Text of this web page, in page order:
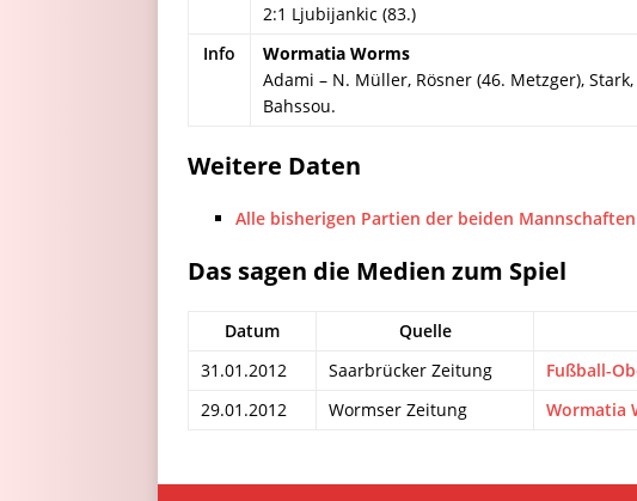
2:1 Ljubijankic (83.)
Info
Wormatia Worms
Adami – N. Müller, Rösner (46. Metzger),
Bahssou.
Weitere Daten
Alle bisherigen Partien der beiden
Das sagen die Medien zum Spiel
Datum Quelle
31.01.2012
Saarbrücker Zeitung
Fußball-
29.01.2012
Wormser Zeitung Wormatia